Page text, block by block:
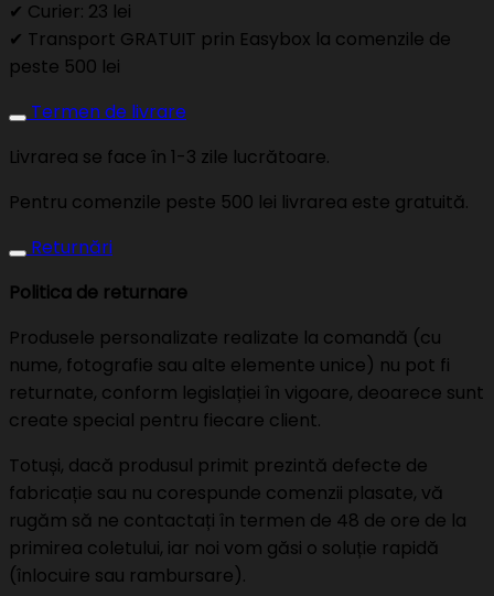
✔ Curier: 23 lei
✔ Transport GRATUIT prin Easybox la comenzile de
peste 500 lei
Termen de livrare
Livrarea se face în 1-3 zile lucrătoare.
Pentru comenzile peste 500 lei livrarea este gratuită.
Returnări
Politica de returnare
Produsele personalizate realizate la comandă (cu
nume, fotografie sau alte elemente unice) nu pot fi
returnate, conform legislației în vigoare, deoarece sunt
create special pentru fiecare client.
Totuși, dacă produsul primit prezintă defecte de
fabricație sau nu corespunde comenzii plasate, vă
rugăm să ne contactați în termen de 48 de ore de la
primirea coletului, iar noi vom găsi o soluție rapidă
(înlocuire sau rambursare).